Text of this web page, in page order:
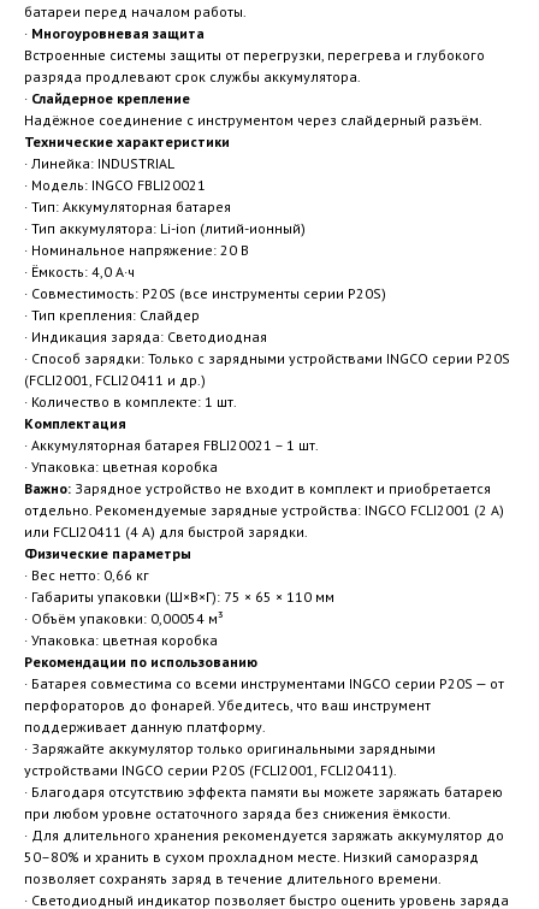
батареи перед началом работы.
· Многоуровневая защита
Встроенные системы защиты от перегрузки, перегрева и глубокого
разряда продлевают срок службы аккумулятора.
· Слайдерное крепление
Надёжное соединение с инструментом через слайдерный разъём.
Технические характеристики
· Линейка: INDUSTRIAL
· Модель: INGCO FBLI20021
· Тип: Аккумуляторная батарея
· Тип аккумулятора: Li-ion (литий-ионный)
· Номинальное напряжение: 20 В
· Ёмкость: 4,0 А·ч
· Совместимость: P20S (все инструменты серии P20S)
· Тип крепления: Слайдер
· Индикация заряда: Светодиодная
· Способ зарядки: Только с зарядными устройствами INGCO серии P20S
(FCLI2001, FCLI20411 и др.)
· Количество в комплекте: 1 шт.
Комплектация
· Аккумуляторная батарея FBLI20021 – 1 шт.
· Упаковка: цветная коробка
Важно: Зарядное устройство не входит в комплект и приобретается
отдельно. Рекомендуемые зарядные устройства: INGCO FCLI2001 (2 А)
или FCLI20411 (4 А) для быстрой зарядки.
Физические параметры
· Вес нетто: 0,66 кг
· Габариты упаковки (Ш×В×Г): 75 × 65 × 110 мм
· Объём упаковки: 0,00054 м³
· Упаковка: цветная коробка
Рекомендации по использованию
· Батарея совместима со всеми инструментами INGCO серии P20S — от
перфораторов до фонарей. Убедитесь, что ваш инструмент
поддерживает данную платформу.
· Заряжайте аккумулятор только оригинальными зарядными
устройствами INGCO серии P20S (FCLI2001, FCLI20411).
· Благодаря отсутствию эффекта памяти вы можете заряжать батарею
при любом уровне остаточного заряда без снижения ёмкости.
· Для длительного хранения рекомендуется заряжать аккумулятор до
50–80% и хранить в сухом прохладном месте. Низкий саморазряд
позволяет сохранять заряд в течение длительного времени.
· Светодиодный индикатор позволяет быстро оценить уровень заряда